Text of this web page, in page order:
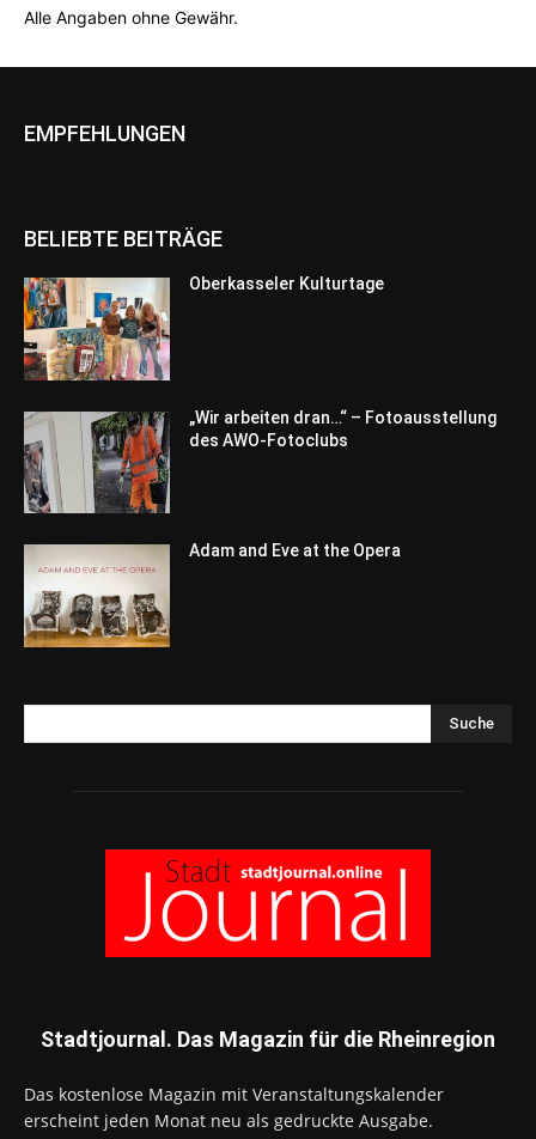
Alle Angaben ohne Gewähr.
EMPFEHLUNGEN
BELIEBTE BEITRÄGE
Oberkasseler Kulturtage
„Wir arbeiten dran…“ – Fotoausstellung
des AWO-Fotoclubs
Adam and Eve at the Opera
Suche
Stadtjournal. Das Magazin für die Rheinregion
Das kostenlose Magazin mit Veranstaltungskalender
erscheint jeden Monat neu als gedruckte Ausgabe.